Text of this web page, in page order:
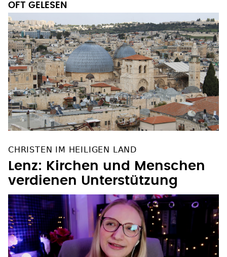
OFT GELESEN
CHRISTEN IM HEILIGEN LAND
Lenz: Kirchen und Menschen
verdienen Unterstützung